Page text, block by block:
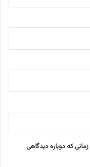
که دوباره دیدگاهی